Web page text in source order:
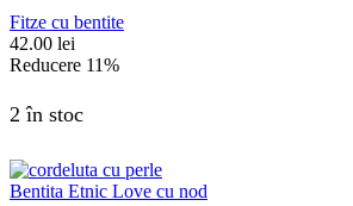
Fitze cu bentite
42.00 lei
Reducere 11%
2 în stoc
Bentita Etnic Love cu nod